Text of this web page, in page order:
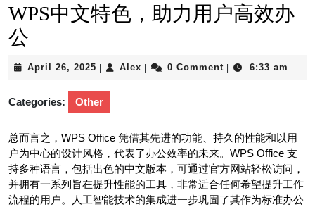
WPS中文特色，助力用户高效办
公
April 26, 2025 April
2025
Alex Alex 0 Comment 6:33 am
Categories: Other
总而言之，WPS Office 凭借其先进的功能、持久的性能和以用
户为中心的设计风格，代表了办公效率的未来。WPS Office 支
持多种语言，包括出色的中文版本，可通过官方网站轻松访问，
并拥有一系列旨在提升性能的工具，非常适合任何希望提升工作
流程的用户。人工智能技术的集成进一步巩固了其作为标准办公